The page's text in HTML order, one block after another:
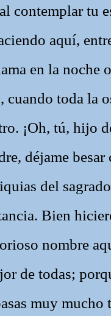
contemplar tu
aquí,
en la noche
cuando toda la
¡Oh, tú, hijo
déjame
del
Bien
nombre
de todas;
muy